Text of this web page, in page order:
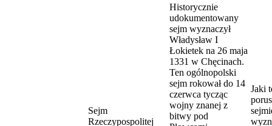
Sejm
Rzeczypospolitej
Historycznie
udokumentowany
sejm wyznaczył
Władysław I
Łokietek na 26 maja
1331 w Chęcinach.
Ten ogólnopolski
sejm rokował do 14
czerwca tycząc
wojny znanej z
bitwy pod
Jaki